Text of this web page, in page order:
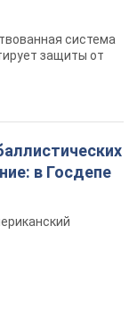
система
защиты от
в Госдепе